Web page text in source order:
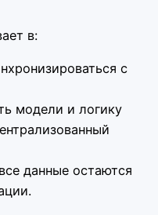
в:
с
модели и логику
данные остаются